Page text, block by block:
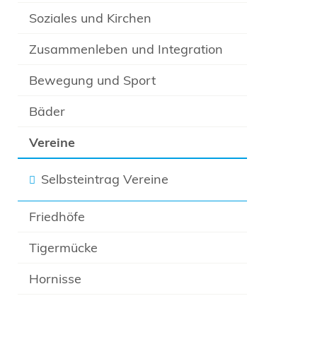
Soziales und Kirchen
Zusammenleben und Integration
Bewegung und Sport
Bäder
Vereine
Selbsteintrag Vereine
Friedhöfe
Tigermücke
Hornisse